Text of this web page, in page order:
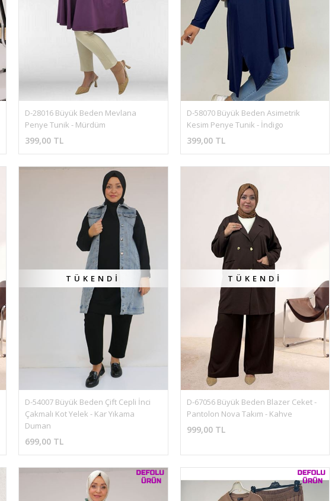
D-28016 Büyük Beden Mevlana
Penye Tunik - Mürdüm
399,00 TL
D-58070 Büyük Beden Asimetrik
Kesim Penye Tunik - İndigo
399,00 TL
TÜKENDI
D-54007 Büyük Beden Çift Cepli İnci
Çakmalı Kot Yelek - Kar Yıkama
Duman
699,00 TL
TÜKENDI
D-67056 Büyük Beden Blazer Ceket -
Pantolon Nova Takım - Kahve
999,00 TL